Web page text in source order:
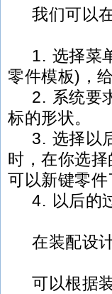
我们可以在
1. 选择菜单
零件模板)，
2. 系统要求
标的形状。
3. 选择以后
时，在你选
可以新键零件
4. 以后的
在装配设计
可以根据装